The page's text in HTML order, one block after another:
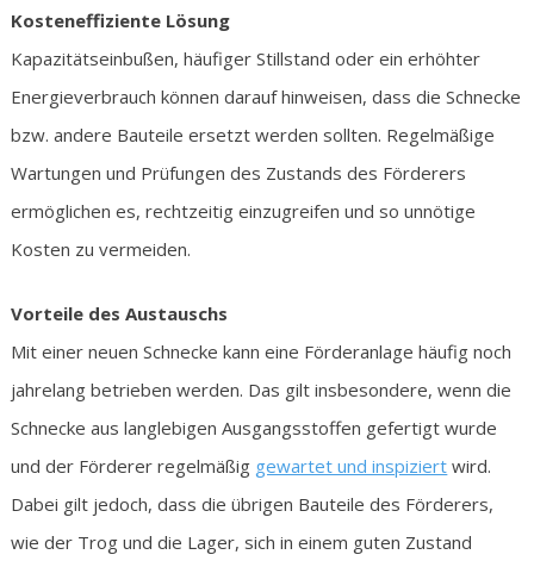
Kosteneffiziente Lösung
Kapazitätseinbußen, häufiger Stillstand oder ein erhöhter
Energieverbrauch können darauf hinweisen, dass die Schnecke
bzw. andere Bauteile ersetzt werden sollten. Regelmäßige
Wartungen und Prüfungen des Zustands des Förderers
ermöglichen es, rechtzeitig einzugreifen und so unnötige
Kosten zu vermeiden.
Vorteile des Austauschs
Mit einer neuen Schnecke kann eine Förderanlage häufig noch
jahrelang betrieben werden. Das gilt insbesondere, wenn die
Schnecke aus langlebigen Ausgangsstoffen gefertigt wurde
und der Förderer regelmäßig gewartet und inspiziert wird.
Dabei gilt jedoch, dass die übrigen Bauteile des Förderers,
wie der Trog und die Lager, sich in einem guten Zustand